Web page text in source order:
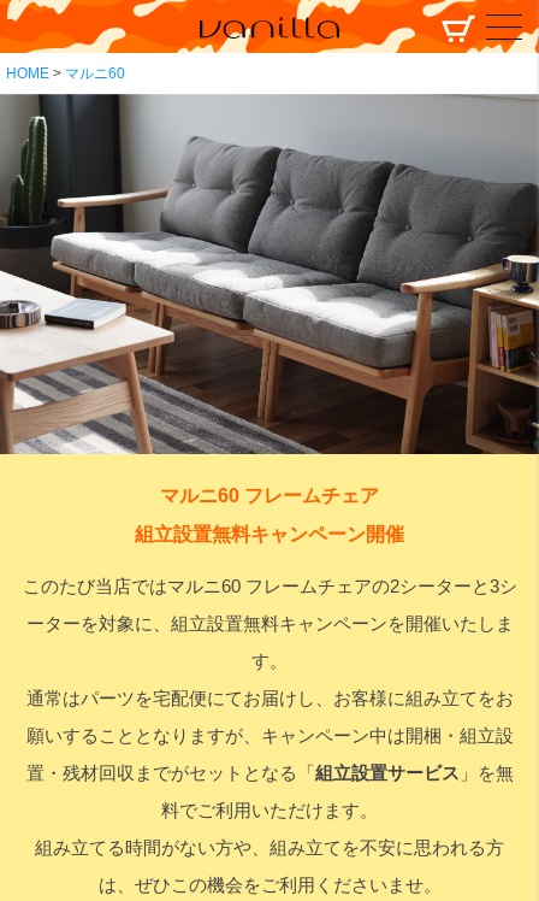
HOME マルニ60
マルニ60 フレームチェア
組立設置無料キャンペーン開催
このたび当店ではマルニ60 フレームチェアの2シーターと3シ
ーターを対象に、組立設置無料キャンペーンを開催いたしま
す。
通常はパーツを宅配便にてお届けし、お客様に組み立てをお
願いすることとなりますが、キャンペーン中は開梱・組立設
置・残材回収までがセットとなる「組立設置サービス 」を無
料でご利用いただけます。
組み立てる時間がない方や、組み立てを不安に思われる方
は、ぜひこの機会をご利用くださいませ。